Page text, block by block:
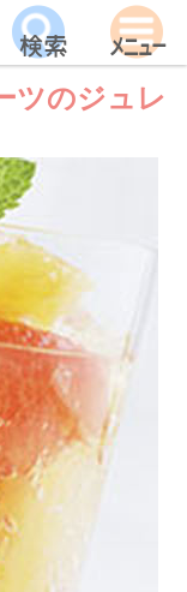
ツのジュレ